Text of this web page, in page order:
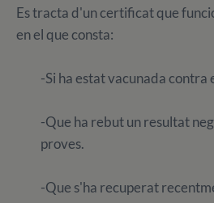
Es tracta d'un certificat que
en el que consta:
-Si ha estat vacunada
-Que ha rebut un resultat
proves.
-Que s'ha recuperat